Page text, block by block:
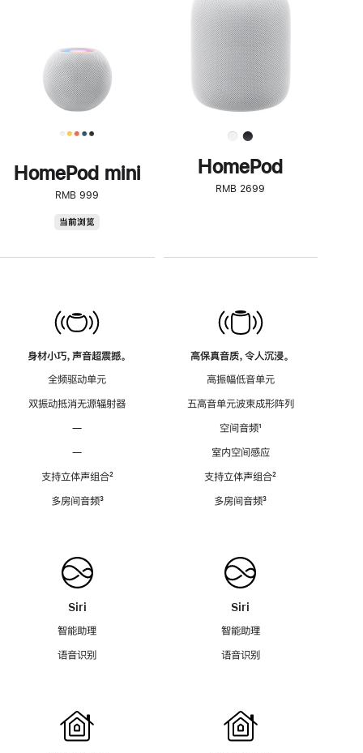
HomePod mini
RMB 999
当前浏览
身材小巧，声音超震撼。
全频驱动单元
双振动抵消无源辐射器
—
—
支持立体声组合脚
²
多房间音频脚
³
Siri
智能助理
语音识别
了
解
HomePod<
HomePod
RMB 2699
高保真音质，令人沉浸。
高振幅低音单元
五高音单元波束成形阵列
空间音频脚
¹
室内空间感应
支持立体声组合脚
²
多房间音频脚
³
Siri
智能助理
语音识别